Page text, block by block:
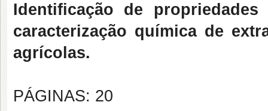
Identificação de
caracterização química de
agrícolas.
PÁGINAS: 20